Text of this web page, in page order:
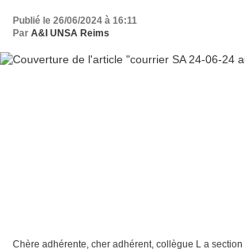
Publié le 26/06/2024 à 16:11
Par A&I UNSA Reims
Chère adhérente, cher adhérent, collègue L a section